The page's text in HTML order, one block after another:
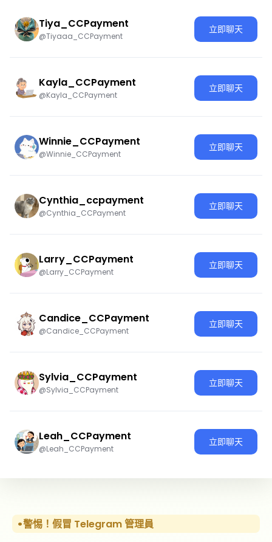
Tiya_CCPayment
@Tiyaaa_CCPayment
立即聊天
Kayla_CCPayment
@Kayla_CCPayment
立即聊天
Winnie_CCPayment
@Winnie_CCPayment
立即聊天
Cynthia_ccpayment
@Cynthia_CCPayment
立即聊天
Larry_CCPayment
@Larry_CCPayment
立即聊天
Candice_CCPayment
@Candice_CCPayment
立即聊天
Sylvia_CCPayment
@Sylvia_CCPayment
立即聊天
Leah_CCPayment
@Leah_CCPayment
立即聊天
警惕！假冒 Telegram 管理員